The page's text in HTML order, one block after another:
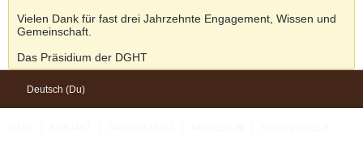
Vielen Dank für fast drei Jahrzehnte Engagement, Wissen und
Gemeinschaft.
Das Präsidium der DGHT
Deutsch (Du)